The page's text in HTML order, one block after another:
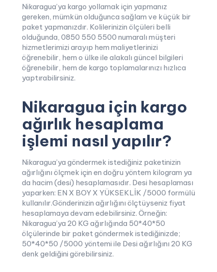
Nikaragua’ya kargo yollamak için yapmanız
gereken, mümkün olduğunca sağlam ve küçük bir
paket yapmanızdır. Kolilerinizin ölçüleri belli
olduğunda, 0850 550 5500 numaralı müşteri
hizmetlerimizi arayıp hem maliyetlerinizi
öğrenebilir, hem o ülke ile alakalı güncel bilgileri
öğrenebilir, hem de kargo toplamalarınızı hızlıca
yaptırabilirsiniz.
Nikaragua için kargo
ağırlık hesaplama
işlemi nasıl yapılır?
Nikaragua’ya göndermek istediğiniz paketinizin
ağırlığını ölçmek için en doğru yöntem kilogram ya
da hacim (desi) hesaplamasıdır. Desi hesaplaması
yaparken: EN X BOY X YÜKSEKLİK /5000 formülü
kullanılır.Gönderinizin ağırlığını ölçtüyseniz fiyat
hesaplamaya devam edebilirsiniz. Örneğin:
Nikaragua’ya 20 KG ağırlığında 50*40*50
ölçülerinde bir paket göndermek istediğinizde;
50*40*50 /5000 yöntemi ile Desi ağırlığını 20 KG
denk geldiğini görebilirsiniz.